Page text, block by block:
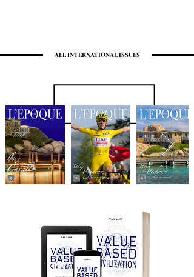
ALL INTERNATIONAL ISSUES